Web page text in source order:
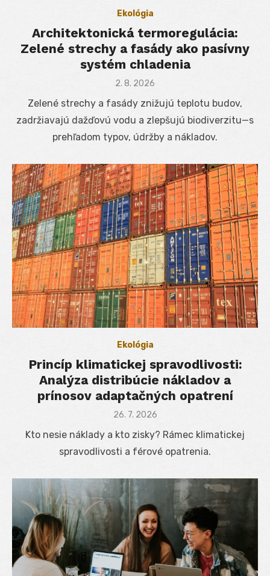
Ekológia
Architektonická termoregulácia:
Zelené strechy a fasády ako pasívny
systém chladenia
Posted
2. 8. 2026
Zelené strechy a fasády znižujú teplotu budov,
zadržiavajú dažďovú vodu a zlepšujú biodiverzitu—s
prehľadom typov, údržby a nákladov.
Ekológia
Princíp klimatickej spravodlivosti:
Analýza distribúcie nákladov a
prínosov adaptačných opatrení
Posted
26. 7. 2026
Kto nesie náklady a kto zisky? Rámec klimatickej
spravodlivosti a férové opatrenia.